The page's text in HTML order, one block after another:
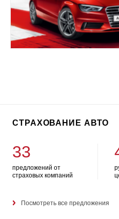
СТРАХОВАНИЕ АВТО
33
предложений от
страховых компаний
Посмотреть все предложения